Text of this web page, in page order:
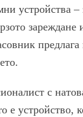
устройства –
с
е устройство,